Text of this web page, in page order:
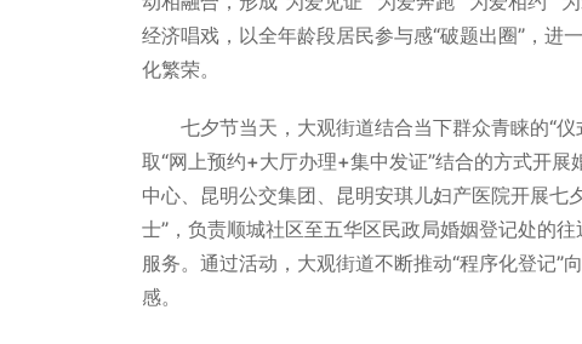
经济唱戏，以全年龄段居民参与感“破题出圈”，进
化繁荣。
七夕节当天，大观街道结合当下群众青睐的“
取“网上预约+大厅办理+集中发证”结合的方式开
中心、昆明公交集团、昆明安琪儿妇产医院开展七
士”，负责顺城社区至五华区民政局婚姻登记处的
服务。通过活动，大观街道不断推动“程序化登记”
感。